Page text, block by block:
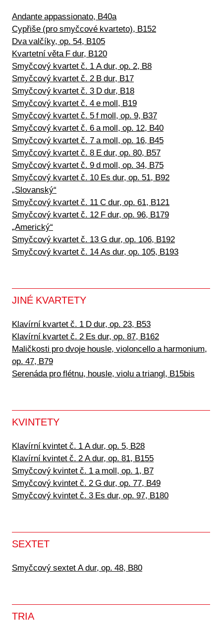
Andante appassionato, B40a
Cypřiše (pro smyčcové kvarteto), B152
Dva valčíky, op. 54, B105
Kvartetní věta F dur, B120
Smyčcový kvartet č. 1 A dur, op. 2, B8
Smyčcový kvartet č. 2 B dur, B17
Smyčcový kvartet č. 3 D dur, B18
Smyčcový kvartet č. 4 e moll, B19
Smyčcový kvartet č. 5 f moll, op. 9, B37
Smyčcový kvartet č. 6 a moll, op. 12, B40
Smyčcový kvartet č. 7 a moll, op. 16, B45
Smyčcový kvartet č. 8 E dur, op. 80, B57
Smyčcový kvartet č. 9 d moll, op. 34, B75
Smyčcový kvartet č. 10 Es dur, op. 51, B92
„Slovanský“
Smyčcový kvartet č. 11 C dur, op. 61, B121
Smyčcový kvartet č. 12 F dur, op. 96, B179
„Americký“
Smyčcový kvartet č. 13 G dur, op. 106, B192
Smyčcový kvartet č. 14 As dur, op. 105, B193
JINÉ KVARTETY
Klavírní kvartet č. 1 D dur, op. 23, B53
Klavírní kvartet č. 2 Es dur, op. 87, B162
Maličkosti pro dvoje housle, violoncello a harmonium,
op. 47, B79
Serenáda pro flétnu, housle, violu a triangl, B15bis
KVINTETY
Klavírní kvintet č. 1 A dur, op. 5, B28
Klavírní kvintet č. 2 A dur, op. 81, B155
Smyčcový kvintet č. 1 a moll, op. 1, B7
Smyčcový kvintet č. 2 G dur, op. 77, B49
Smyčcový kvintet č. 3 Es dur, op. 97, B180
SEXTET
Smyčcový sextet A dur, op. 48, B80
TRIA